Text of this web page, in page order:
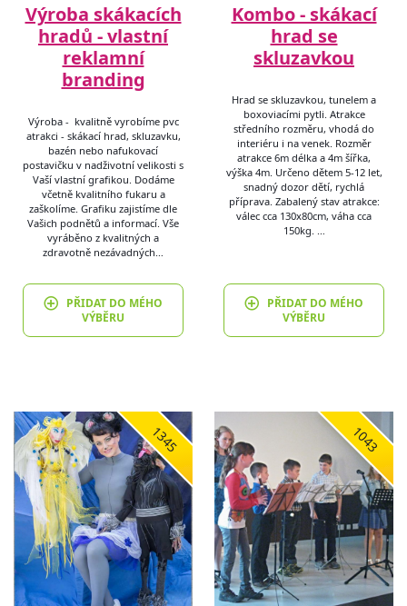
Výroba skákacích
hradů - vlastní
reklamní
branding
Výroba - kvalitně vyrobíme pvc
atrakci - skákací hrad, skluzavku,
bazén nebo nafukovací
postavičku v nadživotní velikosti s
Vaší vlastní grafikou. Dodáme
včetně kvalitního fukaru a
zaškolíme. Grafiku zajistíme dle
Vašich podnětů a informací. Vše
vyráběno z kvalitných a
zdravotně nezávadných…
PŘIDAT DO MÉHO
VÝBĚRU
Kombo - skákací
hrad se
skluzavkou
Hrad se skluzavkou, tunelem a
boxoviacími pytli. Atrakce
středního rozměru, vhodá do
interiéru i na venek. Rozměr
atrakce 6m délka a 4m šířka,
výška 4m. Určeno dětem 5-12 let,
snadný dozor dětí, rychlá
příprava. Zabalený stav atrakce:
válec cca 130x80cm, váha cca
150kg. …
PŘIDAT DO MÉHO
VÝBĚRU
1345 1043